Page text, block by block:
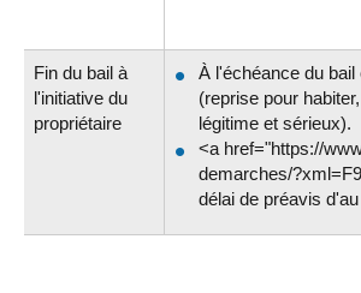
Fin du bail à
l'initiative du
propriétaire
À l'échéance du
(reprise pour
légitime et sérieux).
<a href="https://
demarches/
délai de préavis